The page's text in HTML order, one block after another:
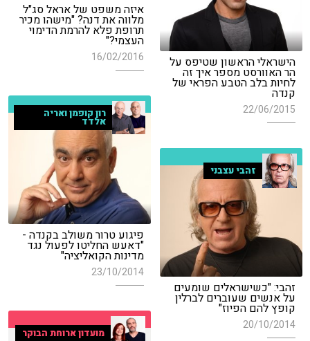
איזה משפט של אראל סג"ל
מלווה את דנה? "מישהו מכיר
תרופת פלא להרמת הדימוי
העצמי?"
16/02/2016 הישראלי הראשון שטיפס על
הר האוורסט מספר איך זה
לחיות בלב הטבע הפראי של
קנדה
22/06/2015 רון קופמן ואריה
אלדד
פיגוע טרור משולב בקנדה -
"דאעש החליטו לפעול נגד
מדינות הקואליציה"
23/10/2014
זהבי עצבני
זהבי: "כשישראלים שומעים
על אנשים שעוברים לברלין
קופץ להם הפיוז"
20/10/2014
מועדון ארוחת הבוקר